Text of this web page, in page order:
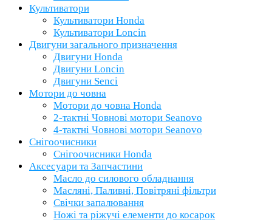
Культиватори
Культиватори Honda
Культиватори Loncin
Двигуни загального призначення
Двигуни Honda
Двигуни Loncin
Двигуни Senci
Мотори до човна
Мотори до човна Honda
2-тактні Човнові мотори Seanovo
4-тактні Човнові мотори Seanovo
Снігоочисники
Снігоочисники Honda
Аксесуари та Запчастини
Масло до силового обладнання
Масляні, Паливні, Повітряні фільтри
Свічки запалювання
Ножі та ріжучі елементи до косарок